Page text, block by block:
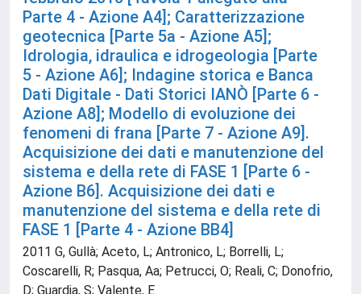
Parte 4 - Azione A4]; Caratterizzazione
geotecnica [Parte 5a - Azione A5];
Idrologia, idraulica e idrogeologia [Parte
5 - Azione A6]; Indagine storica e Banca
Dati Digitale - Dati Storici IANÒ [Parte 6 -
Azione A8]; Modello di evoluzione dei
fenomeni di frana [Parte 7 - Azione A9].
Acquisizione dei dati e manutenzione del
sistema e della rete di FASE 1 [Parte 6 -
Azione B6]. Acquisizione dei dati e
manutenzione del sistema e della rete di
FASE 1 [Parte 4 - Azione BB4]
2011 G, Gullà; Aceto, L; Antronico, L; Borrelli, L;
Coscarelli, R; Pasqua, Aa; Petrucci, O; Reali, C; Donofrio,
D; Guardia, S; Valente, E